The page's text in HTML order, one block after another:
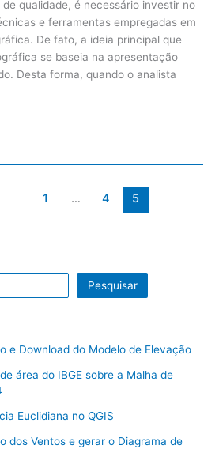
qualidade, é necessário investir no
e ferramentas empregadas em
De fato, a ideia principal que
se baseia na apresentação
Desta forma, quando o analista
1 … 4 5
Pesquisar
e Download do Modelo de Elevação
área do IBGE sobre a Malha de
Euclidiana no QGIS
dos Ventos e gerar o Diagrama de